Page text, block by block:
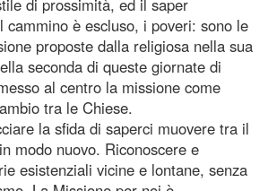
di prossimità, ed il saper
cammino è escluso, i poveri: sono le
proposte dalla religiosa nella sua
seconda di queste giornate di
al centro la missione come
tra le Chiese.
la sfida di saperci muovere tra il
modo nuovo. Riconoscere e
esistenziali vicine e lontane, senza